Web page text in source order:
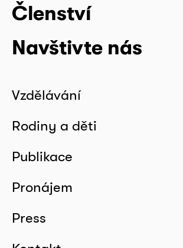
Členství
Navštivte nás
Vzdělávání
Rodiny a děti
Publikace
Pronájem
Press